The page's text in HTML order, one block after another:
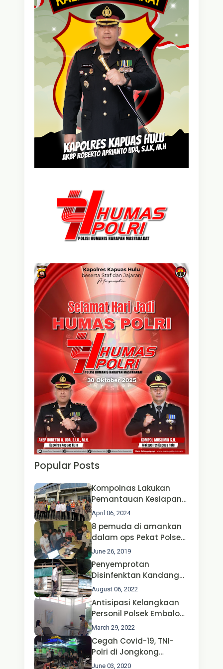
Popular Posts
Kompolnas Lakukan
Pemantauan Kesiapan
Operasi Ketupat 2024 di
Polda Jatim Bersama
Kapolri dan Menteri
Perhubungan
April 06, 2024
8 pemuda di amankan
dalam ops Pekat Polsek
Jongkong
June 26, 2019
Penyemprotan
Disinfenktan Kandang
Ternak Kambing warga
Oleh Satgas Ops Aman
Nusa II Polda Kalbar*
August 06, 2022
Antisipasi Kelangkaan
Personil Polsek Embaloh
Hulu Gencar Lakukan
Pengecekan Oksigen
March 29, 2022
Cegah Covid-19, TNI-
Polri di Jongkong
Himbau Masyarakat
June 03, 2020